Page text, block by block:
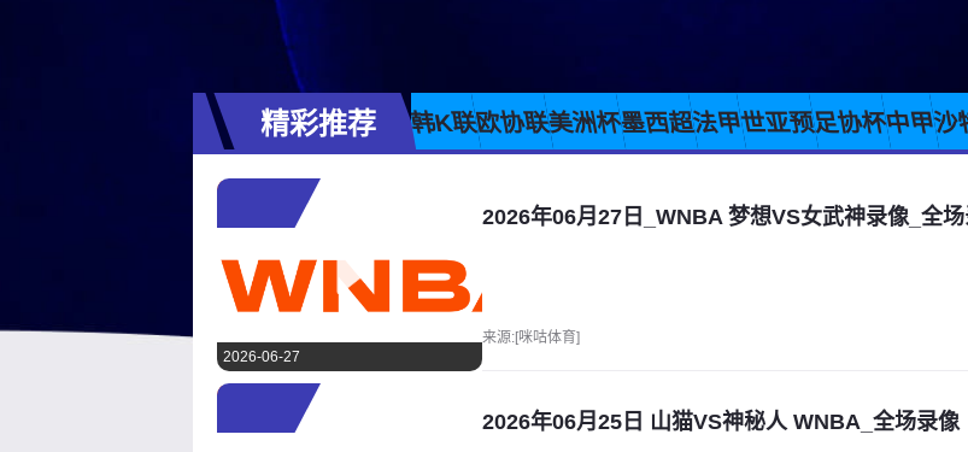
精彩推荐 韩K联欧协联美洲杯墨西超法甲世亚预足协杯中甲沙
2026-06-27
2026年06月27日_WNBA 梦想VS女武神录像_全场
来源:[咪咕体育]
2026年06月25日 山猫VS神秘人 WNBA_全场录像